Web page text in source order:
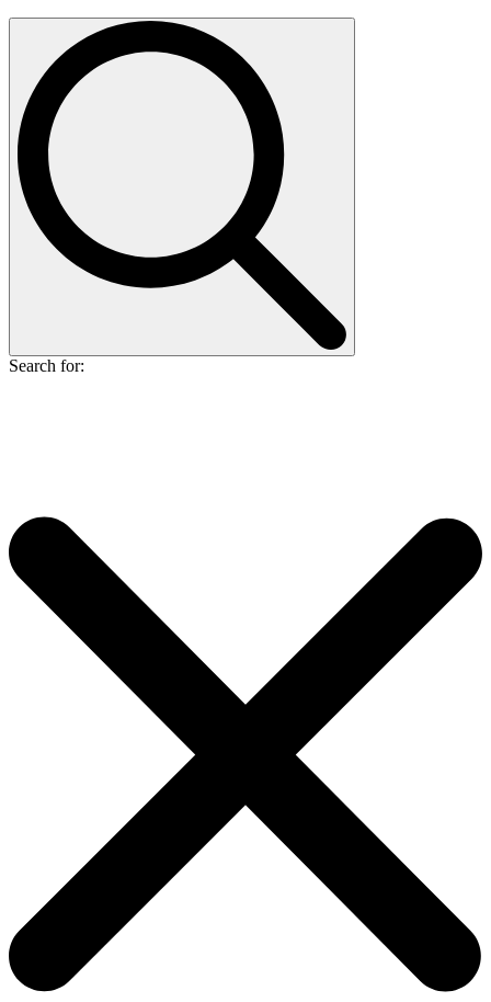
Search for: